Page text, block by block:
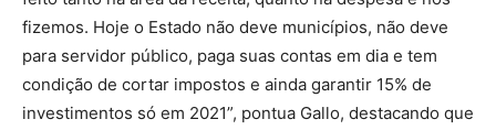
fizemos. Hoje o Estado não deve municípios, não deve
para servidor público, paga suas contas em dia e tem
condição de cortar impostos e ainda garantir 15% de
investimentos só em 2021”, pontua Gallo, destacando que